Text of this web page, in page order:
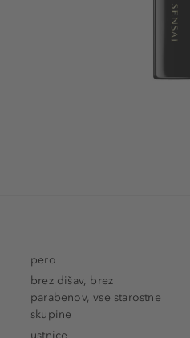
pero
brez dišav, brez
parabenov, vse starostne
skupine
ustnice